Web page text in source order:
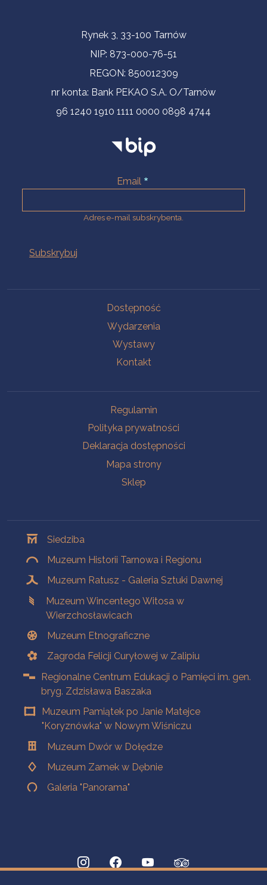
Informacje kontaktoweRynek 3, 33-100 Tarnów
NIP: 873-000-76-51
REGON: 850012309
nr konta: Bank PEKAO S.A. O/Tarnów
96 1240 1910 1111 0000 0898 4744
Email
Adres e-mail subskrybenta.
Dostępność
Wydarzenia
Wystawy
Kontakt
Regulamin
Polityka prywatności
Deklaracja dostępności
Mapa strony
Sklep
Siedziba
Muzeum Historii Tarnowa i Regionu
Muzeum Ratusz - Galeria Sztuki Dawnej
Muzeum Wincentego Witosa w
Wierzchosławicach
Muzeum Etnograficzne
Zagroda Felicji Curyłowej w Zalipiu
Regionalne Centrum Edukacji o Pamięci im. gen.
bryg. Zdzisława Baszaka
Muzeum Pamiątek po Janie Matejce
"Koryznówka" w Nowym Wiśniczu
Muzeum Dwór w Dołędze
Muzeum Zamek w Dębnie
Galeria "Panorama"